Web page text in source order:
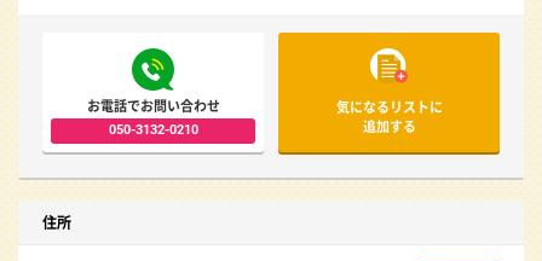
お電話でお問い合わせ
050-3132-0210
気になるリストに
追加する
住所